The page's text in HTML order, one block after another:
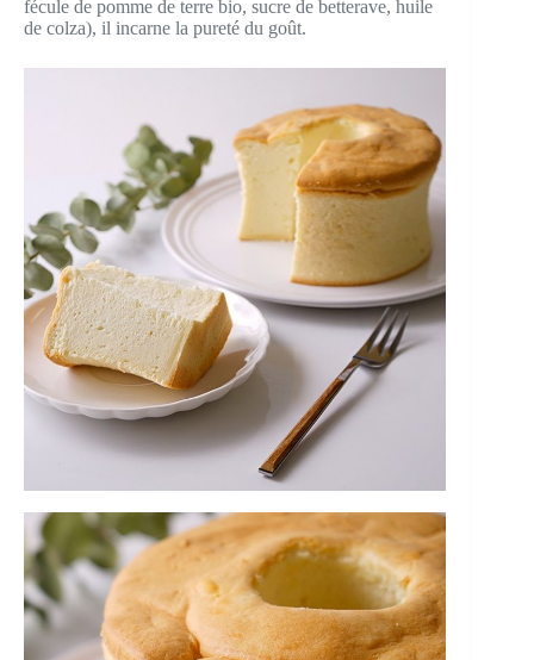
fécule de pomme de terre bio, sucre de betterave, huile
de colza), il incarne la pureté du goût.